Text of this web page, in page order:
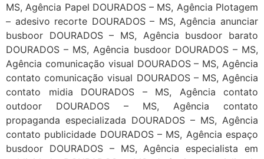
MS, Agência Papel DOURADOS – MS, Agência Plotagem
– adesivo recorte DOURADOS – MS, Agência anunciar
busboor DOURADOS – MS, Agência busdoor barato
DOURADOS – MS, Agência busdoor DOURADOS – MS,
Agência comunicação visual DOURADOS – MS, Agência
contato comunicação visual DOURADOS – MS, Agência
contato midia DOURADOS – MS, Agência contato
outdoor DOURADOS – MS, Agência contato
propaganda especializada DOURADOS – MS, Agência
contato publicidade DOURADOS – MS, Agência espaço
busdoor DOURADOS – MS, Agência especialista em